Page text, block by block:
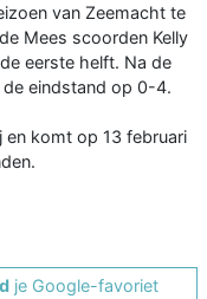
van Zeemacht te
Mees scoorden Kelly
eerste helft. Na de
de eindstand op 0-4.
en komt op 13 februari
je Google-favoriet